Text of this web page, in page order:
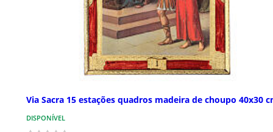
Via Sacra 15 estações quadros madeira de choupo 40x30
DISPONÍVEL